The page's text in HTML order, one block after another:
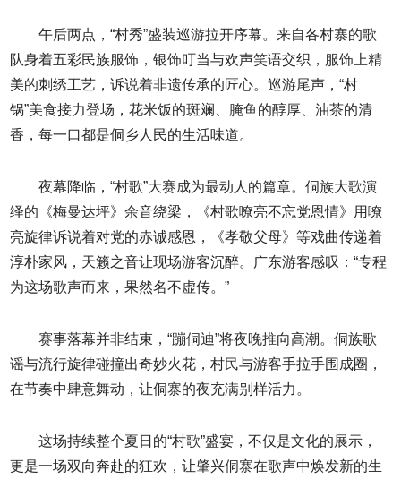
午后两点，“村秀”盛装巡游拉开序幕。来自各村寨的歌
队身着五彩民族服饰，银饰叮当与欢声笑语交织，服饰上精
美的刺绣工艺，诉说着非遗传承的匠心。巡游尾声，“村
锅”美食接力登场，花米饭的斑斓、腌鱼的醇厚、油茶的清
香，每一口都是侗乡人民的生活味道。
夜幕降临，“村歌”大赛成为最动人的篇章。侗族大歌演
绎的《梅曼达坪》余音绕梁，《村歌嘹亮不忘党恩情》用嘹
亮旋律诉说着对党的赤诚感恩，《孝敬父母》等戏曲传递着
淳朴家风，天籁之音让现场游客沉醉。广东游客感叹：“专程
为这场歌声而来，果然名不虚传。”
赛事落幕并非结束，“蹦侗迪”将夜晚推向高潮。侗族歌
谣与流行旋律碰撞出奇妙火花，村民与游客手拉手围成圈，
在节奏中肆意舞动，让侗寨的夜充满别样活力。
这场持续整个夏日的“村歌”盛宴，不仅是文化的展示，
更是一场双向奔赴的狂欢，让肇兴侗寨在歌声中焕发新的生